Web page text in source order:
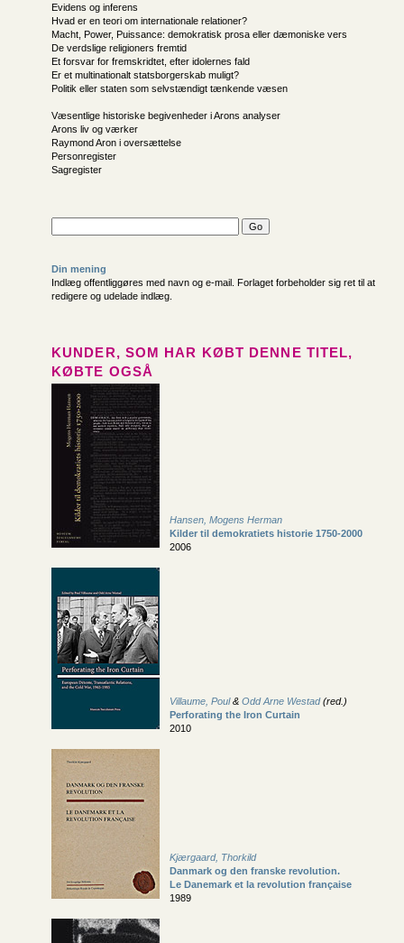
Evidens og inferens
Hvad er en teori om internationale relationer?
Macht, Power, Puissance: demokratisk prosa eller dæmoniske vers
De verdslige religioners fremtid
Et forsvar for fremskridtet, efter idolernes fald
Er et multinationalt statsborgerskab muligt?
Politik eller staten som selvstændigt tænkende væsen
Væsentlige historiske begivenheder i Arons analyser
Arons liv og værker
Raymond Aron i oversættelse
Personregister
Sagregister
Din mening
Indlæg offentliggøres med navn og e-mail. Forlaget forbeholder sig ret til at
redigere og udelade indlæg.
KUNDER, SOM HAR KØBT DENNE TITEL,
KØBTE OGSÅ
Hansen, Mogens Herman
Kilder til demokratiets historie 1750-2000
2006
Villaume, Poul& Odd Arne Westad(red.)
Perforating the Iron Curtain
2010
Kjærgaard, Thorkild
Danmark og den franske revolution.
Le Danemark et la revolution française
1989